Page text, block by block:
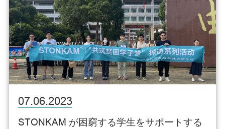
07.06.2023
STONKAM が困窮する学生をサポートする